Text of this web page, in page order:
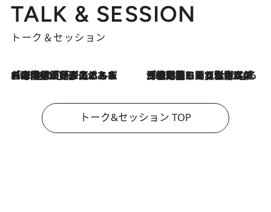
TALK & SESSION
トーク＆セッション
2026.8.3
「今後値上げがあるとすれば…」「リスクがあるのは今年の冬」エネルギー専門家が語る、ホルムズ海峡封鎖が家庭にもたらす“ある心配” 2026.8.3
「住宅建てられない…」「サーチャージ料の高値が続いている」ホルムズ海峡封鎖による影響はいつまで続く？《エネルギー専門家に聞く“どうなる日本の暮らし”》
トーク&セッション TOP